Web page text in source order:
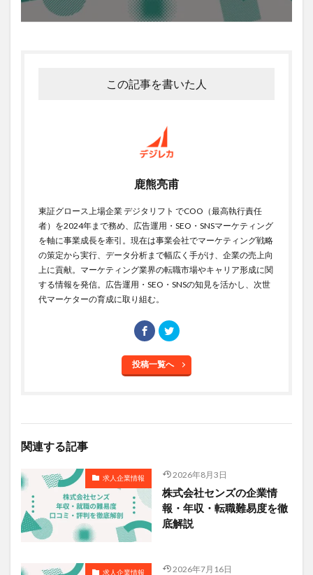
この記事を書いた人
鹿熊亮甫
東証グロース上場企業 デジタリフト でCOO（最高執行責任
者）を2024年まで務め、広告運用・SEO・SNSマーケティング
を軸に事業成長を牽引。現在は事業会社でマーケティング戦略
の策定から実行、データ分析まで幅広く手がけ、企業の売上向
上に貢献。マーケティング業界の転職市場やキャリア形成に関
する情報を発信。広告運用・SEO・SNSの知見を活かし、次世
代マーケターの育成に取り組む。
投稿一覧へ
関連する記事
求人企業情報 2026年8月3日
株式会社センズの企業情
報・年収・転職難易度を徹
底解説
求人企業情報 2026年7月16日